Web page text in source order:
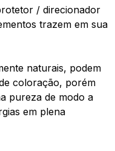
/ direcionador
trazem em sua
naturais, podem
coloração, porém
pureza de modo a
em plena